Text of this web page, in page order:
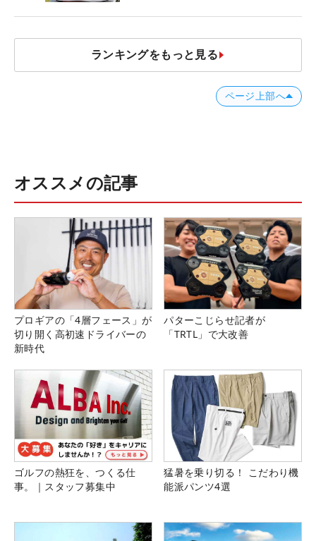
ランキングをもっと見る
ページ上部へ
オススメの記事
プロギアの「4層フェース」が
切り開く高初速ドライバーの
新時代
パターこじらせ記者が
「TRTL」で大改善
ゴルフの熱狂を、つくる仕
事。｜スタッフ募集中
猛暑を乗り切る！ こだわり機
能派パンツ4選